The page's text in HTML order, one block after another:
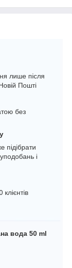
лише після
Пошті
без
підібрати
і
вода 50 ml